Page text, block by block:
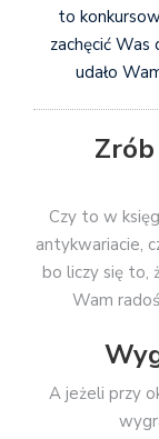
to
zachęcić Was
udało
Czy to w
antykwariacie,
bo liczy się to,
Wam
A jeżeli przy